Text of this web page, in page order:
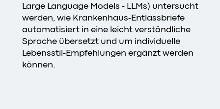
Large Language Models - LLMs) untersucht
werden, wie Krankenhaus-Entlassbriefe
automatisiert in eine leicht verständliche
Sprache übersetzt und um individuelle
Lebensstil-Empfehlungen ergänzt werden
können.